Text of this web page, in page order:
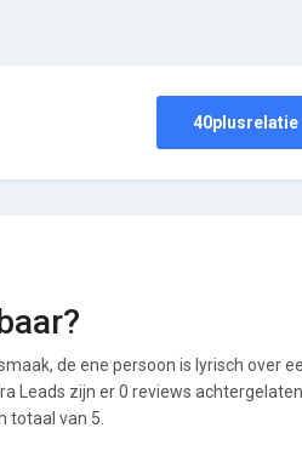
40plusrelatie
de ene persoon is lyrisch over
Leads zijn er 0 reviews
totaal van 5.